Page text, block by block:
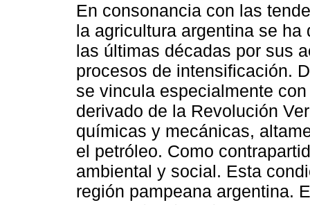
En consonancia con las
la agricultura argentina se ha
las últimas décadas por sus
procesos de intensificación.
se vincula especialmente
derivado de la Revolución
químicas y mecánicas,
el petróleo. Como
ambiental y social. Esta
región pampeana argentina.